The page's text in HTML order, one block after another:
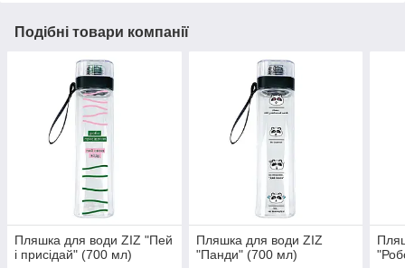
Подібні товари компанії
Пляшка для води ZIZ "Пей
і присідай" (700 мл)
Пляшка для води ZIZ
"Панди" (700 мл)